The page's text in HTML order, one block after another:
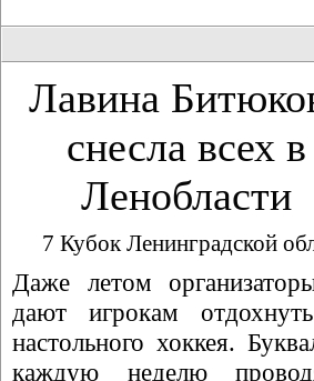
Лавина
снесла всех в
Ленобласти
7 Кубок Ленинградской
Даже летом
дают игрокам
настольного хоккея.
каждую неделю